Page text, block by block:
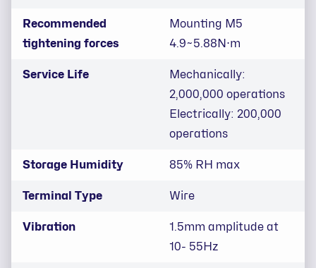
Recommended
tightening forces
Mounting M5
4.9~5.88N⋅m
Service Life
Mechanically:
2,000,000 operations
Electrically: 200,000
operations
Storage Humidity 85% RH max
Terminal Type Wire
Vibration
1.5mm amplitude at
10- 55Hz